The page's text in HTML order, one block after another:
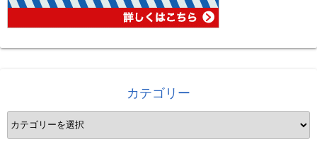
カテゴリー
カ
テ